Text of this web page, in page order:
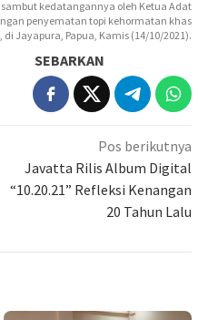
kedatangannya oleh Ketua Adat
penyematan topi kehormatan khas
di Jayapura, Papua, Kamis (14/10/2021).
SEBARKAN
Pos berikutnya
Javatta Rilis Album Digital
“10.20.21” Refleksi Kenangan
20 Tahun Lalu